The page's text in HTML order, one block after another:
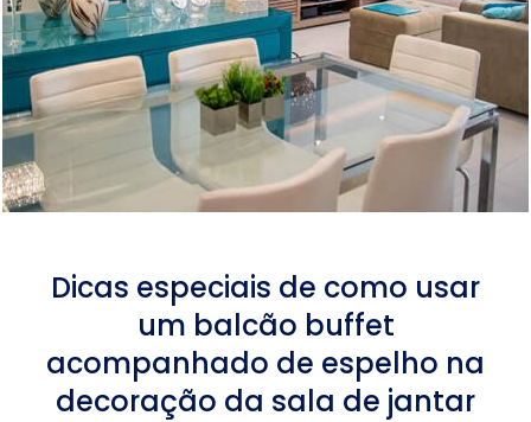
Dicas especiais de como usar
um balcão buffet
acompanhado de espelho na
decoração da sala de jantar